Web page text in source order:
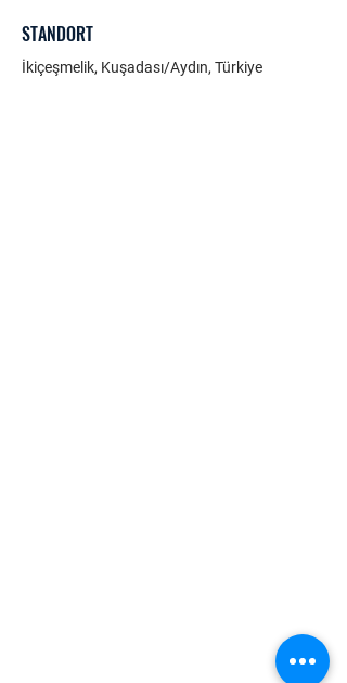
STANDORT
İkiçeşmelik, Kuşadası/Aydın, Türkiye